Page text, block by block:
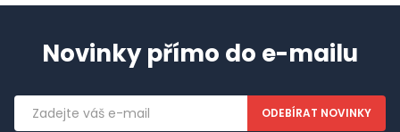
Novinky přímo do e-mailu
Emailová
adresa